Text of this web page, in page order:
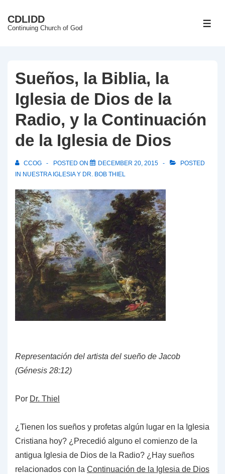
SkipCDLIDD
Continuing Church of God
Sueños, la Biblia, la
Iglesia de Dios de la
Radio, y la Continuación
de la Iglesia de Dios
CCOG POSTED ON DECEMBER 20, 2015
POSTED
IN NUESTRA IGLESIA Y DR. BOB THIEL
Representación del artista del sueño de Jacob
(Génesis 28:12)
Por Dr. Thiel
¿Tienen los sueños y profetas algún lugar en la Iglesia
Cristiana hoy? ¿Precedió alguno el comienzo de la
antigua Iglesia de Dios de la Radio? ¿Hay sueños
relacionados con la Continuación de la Iglesia de Dios